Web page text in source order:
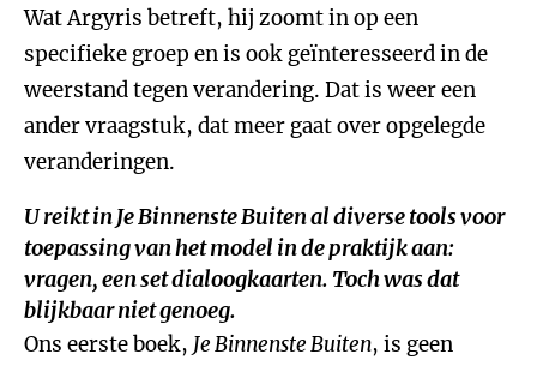
Wat Argyris betreft, hij zoomt in op een
specifieke groep en is ook geïnteresseerd in de
weerstand tegen verandering. Dat is weer een
ander vraagstuk, dat meer gaat over opgelegde
veranderingen.
U reikt inJe Binnenste Buitenal diverse tools voor
toepassing van het model in de praktijk aan:
vragen, een set dialoogkaarten. Toch was dat
blijkbaar niet genoeg.
Ons eerste boek, Je Binnenste Buiten, is geen